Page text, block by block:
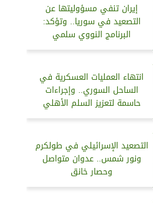
إيران تنفي مسؤوليتها عن
التصعيد في سوريا.. وتؤكد:
البرنامج النووي سلمي
انتهاء العمليات العسكرية في
الساحل السوري.. وإجراءات
حاسمة لتعزيز السلم الأهلي
التصعيد الإسرائيلي في طولكرم
ونور شمس.. عدوان متواصل
وحصار خانق